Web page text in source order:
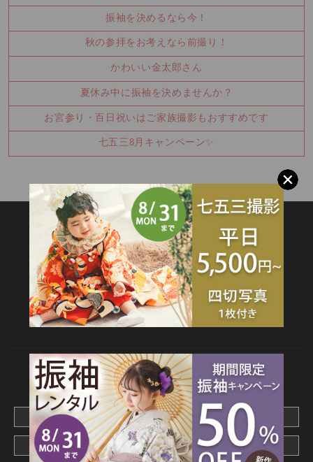
振袖を決めるなら今！
秋の参拝をお考えなら前撮り！
かわいい金太郎さん
夏休み中に振袖を決めませんか？
お宮参り・百日祝いはご家族撮影もおすすめです
七五三8月キャンペーン✨
SITEMAP
TOP 新着情報
撮影メニュー
料金・商品
キャンペーン
衣装カタログ
店舗情報
よくあるご質問
お問合せ
web撮影予約
CONTACT
webでご予約はこちら
メールでお問合わせ